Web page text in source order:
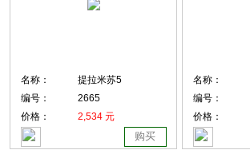
名称：
提拉米苏5
编号：
2665
价格：
2,534 元
购买
名称：
编号：
价格：